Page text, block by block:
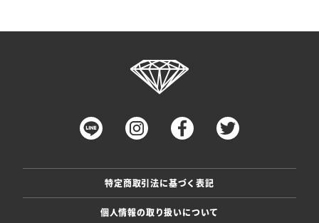
特定商取引法に基づく表記
個人情報の取り扱いについて